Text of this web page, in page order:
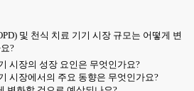
및 천식 치료 기기 시장 규모는 어떻게 변
?
시장의 성장 요인은 무엇인가요?
시장에서의 주요 동향은 무엇인가요?